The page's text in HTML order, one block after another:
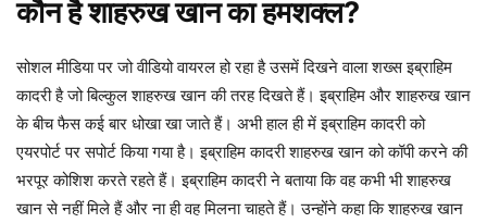
कौन है शाहरुख खान का हमशक्ल?
सोशल मीडिया पर जो वीडियो वायरल हो रहा है उसमें दिखने वाला शख्स इब्राहिम
कादरी है जो बिल्कुल शाहरुख खान की तरह दिखते हैं। इब्राहिम और शाहरुख खान
के बीच फैस कई बार धोखा खा जाते हैं। अभी हाल ही में इब्राहिम कादरी को
एयरपोर्ट पर सपोर्ट किया गया है। इब्राहिम कादरी शाहरुख खान को कॉपी करने की
भरपूर कोशिश करते रहते हैं। इब्राहिम कादरी ने बताया कि वह कभी भी शाहरुख
खान से नहीं मिले हैं और ना ही वह मिलना चाहते हैं। उन्होंने कहा कि शाहरुख खान